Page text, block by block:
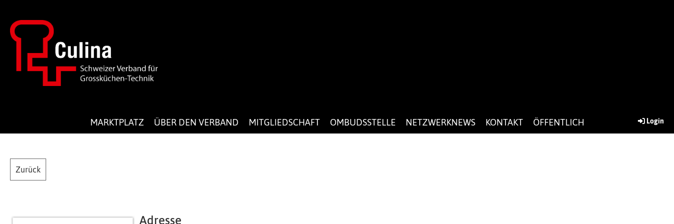
MARKTPLATZ ÜBER DEN VERBAND MITGLIEDSCHAFT OMBUDSSTELLE NETZWERKNEWS KONTAKT ÖFFENTLICH Login
Zurück
Adresse